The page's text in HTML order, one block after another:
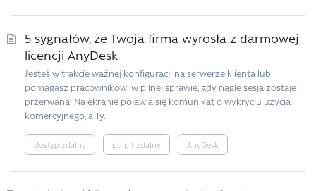
5 sygnałów, że Twoja firma wyrosła z darmowej
licencji AnyDesk
Jesteś w trakcie ważnej konfiguracji na serwerze klienta lub
pomagasz pracownikowi w pilnej sprawie, gdy nagle sesja zostaje
przerwana. Na ekranie pojawia się komunikat o wykryciu użycia
komercyjnego, a Ty...
dostęp zdalny pulpit zdalny AnyDesk